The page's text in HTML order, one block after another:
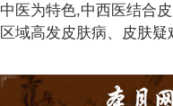
中医为特色,中西医结合
区域高发皮肤病、皮肤疑